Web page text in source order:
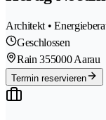
Architekt •
Geschlossen
Rain 355000 Aarau
Termin reservieren